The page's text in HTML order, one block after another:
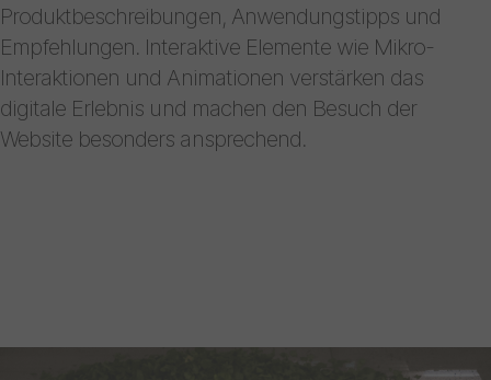
Produktbeschreibungen, Anwendungstipps und
Empfehlungen. Interaktive Elemente wie Mikro-
Interaktionen und Animationen verstärken das
digitale Erlebnis und machen den Besuch der
Website besonders ansprechend.